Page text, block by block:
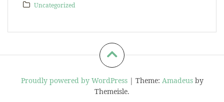
Uncategorized
Proudly powered by WordPress| Theme: Amadeusby
Themeisle.